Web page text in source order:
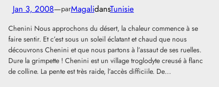
Jan 3, 2008—parMagalidansTunisie
Chenini Nous approchons du désert, la chaleur commence à se
faire sentir. Et c’est sous un soleil éclatant et chaud que nous
découvrons Chenini et que nous partons à l’assaut de ses ruelles.
Dure la grimpette ! Chenini est un village troglodyte creusé à flanc
de colline. La pente est très raide, l’accès difficiile. De…